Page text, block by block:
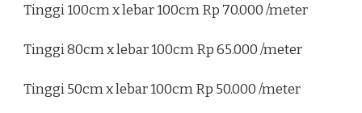
Tinggi 100cm x lebar 100cm Rp 70.000 /meter
Tinggi 80cm x lebar 100cm Rp 65.000 /meter
Tinggi 50cm x lebar 100cm Rp 50.000 /meter